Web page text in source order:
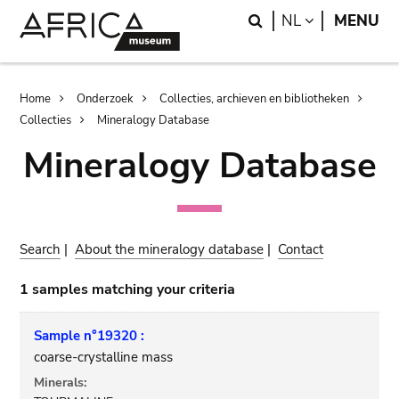
Search
NL LANGUAGE
MENU
Breadcrumb
Home Onderzoek
Collecties, archieven en bibliotheken
Collecties
Mineralogy Database
Mineralogy Database
Search |About the mineralogy database | Contact
1 samples matching your criteria
Sample n°19320 :
coarse-crystalline mass
Minerals: